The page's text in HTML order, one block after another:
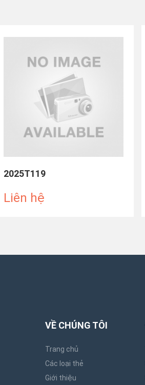
2025T119
Liên hệ
VỀ CHÚNG TÔI
Trang chủ
Các loại thẻ
Giới thiệu